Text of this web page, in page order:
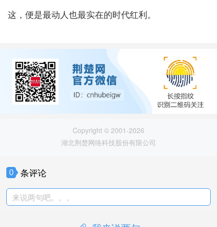
这，便是最动人也最实在的时代红利。
Copyright © 2001-2026
湖北荆楚网络科技股份有限公司
0 条评论
来说两句吧。。。